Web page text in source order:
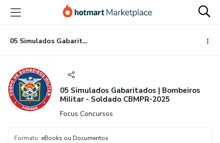
para
conteúdo
principal
para
pagamento
para
rodapé
05 Simulados Gabaritados | Bombeiros Militar - Soldado CBMPR-2025
05 Simulados Gabaritados | Bombeiros
Militar - Soldado CBMPR-2025
Focus Concursos
Formato: eBooks ou Documentos